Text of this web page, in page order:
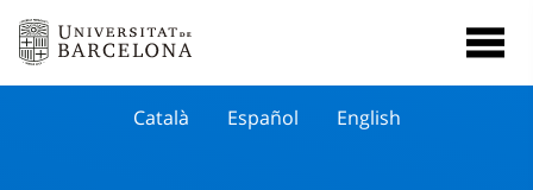
Català Español English